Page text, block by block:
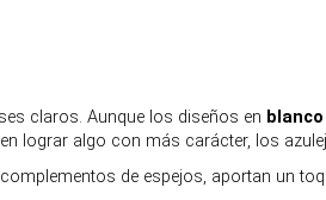
claros. Aunque los diseños en
lograr algo con más carácter, los
de espejos, aportan un